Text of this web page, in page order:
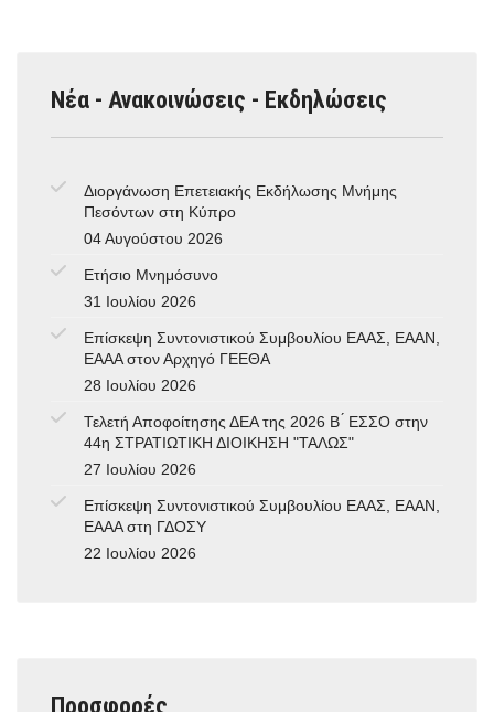
Νέα - Ανακοινώσεις - Εκδηλώσεις
Διοργάνωση Επετειακής Εκδήλωσης Μνήμης
Πεσόντων στη Κύπρο
04 Αυγούστου 2026
Ετήσιο Μνημόσυνο
31 Ιουλίου 2026
Επίσκεψη Συντονιστικού Συμβουλίου ΕΑΑΣ, ΕΑΑΝ,
ΕΑΑΑ στον Αρχηγό ΓΕΕΘΑ
28 Ιουλίου 2026
Τελετή Αποφοίτησης ΔΕΑ της 2026 Β ́ ΕΣΣΟ στην
44η ΣΤΡΑΤΙΩΤΙΚΗ ΔΙΟΙΚΗΣΗ "ΤΑΛΩΣ"
27 Ιουλίου 2026
Επίσκεψη Συντονιστικού Συμβουλίου ΕΑΑΣ, ΕΑΑΝ,
ΕΑΑΑ στη ΓΔΟΣΥ
22 Ιουλίου 2026
Προσφορές